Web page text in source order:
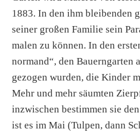
1883. In den ihm bleibenden
seiner großen Familie sein
malen zu können. In den
normand“, den Bauerngarten
gezogen wurden, die Kinder
Mehr und mehr säumten
inzwischen bestimmen sie
ist es im Mai (Tulpen, dann